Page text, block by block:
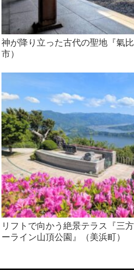
神が降り立った古代の聖地『氣
市）
リフトで向かう絶景テラス『三
ーライン山頂公園』（美浜町）